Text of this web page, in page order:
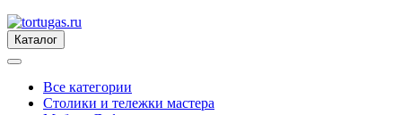
Каталог
Все категории
Столики и тележки мастера